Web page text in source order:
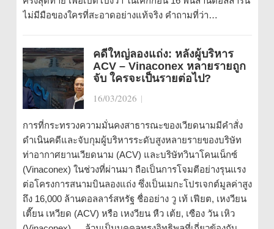
ไม่มีมือของใครที่สะอาดอย่างแท้จริง คำถามที่ว่า…
คดีใหญ่ลองแถ่ง: หลังผู้บริหาร
ACV – Vinaconex หลายรายถูก
จับ ใครจะเป็นรายต่อไป?
16/03/2026 |
การที่กระทรวงความมั่นคงสาธารณะของเวียดนามมีคำสั่ง
ดำเนินคดีและจับกุมผู้บริหารระดับสูงหลายรายของบริษัท
ท่าอากาศยานเวียดนาม (ACV) และบริษัทวินาโคนเน็กซ์
(Vinaconex) ในช่วงที่ผ่านมา ถือเป็นการโจมตีอย่างรุนแรง
ต่อโครงการสนามบินลองแถ่ง ซึ่งเป็นเมกะโปรเจกต์มูลค่าสูง
ถึง 16,000 ล้านดอลลาร์สหรัฐ ชื่ออย่าง วู เท้ เฟียต, เหงวียน
เตี๊ยน เหวียด (ACV) หรือ เหงวียน หืว เต้ย, เซือง วัน เหิว